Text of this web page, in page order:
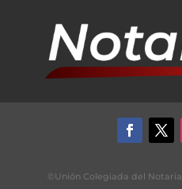
©Unión Colegiada del